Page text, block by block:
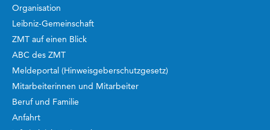
Organisation
Leibniz-Gemeinschaft
ZMT auf einen Blick
ABC des ZMT
Meldeportal (Hinweisgeberschutzgesetz)
Mitarbeiterinnen und Mitarbeiter
Beruf und Familie
Anfahrt